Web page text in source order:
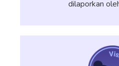
dilaporkan